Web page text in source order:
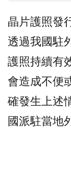
晶片護照發
透過我國駐
護照持續有
會造成不便
確發生上述
國派駐當地